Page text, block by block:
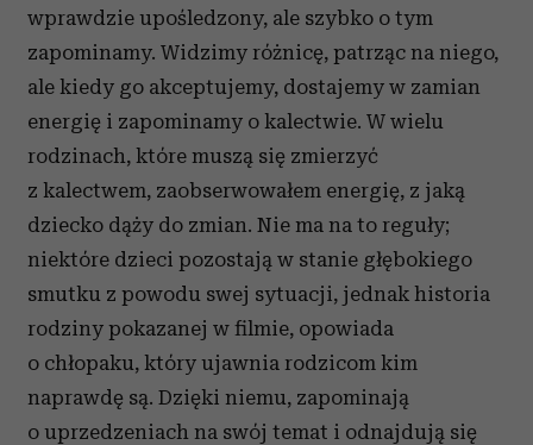
wprawdzie upośledzony, ale szybko o tym
zapominamy. Widzimy różnicę, patrząc na niego,
ale kiedy go akceptujemy, dostajemy w zamian
energię i zapominamy o kalectwie. W wielu
rodzinach, które muszą się zmierzyć
z kalectwem, zaobserwowałem energię, z jaką
dziecko dąży do zmian. Nie ma na to reguły;
niektóre dzieci pozostają w stanie głębokiego
smutku z powodu swej sytuacji, jednak historia
rodziny pokazanej w filmie, opowiada
o chłopaku, który ujawnia rodzicom kim
naprawdę są. Dzięki niemu, zapominają
o uprzedzeniach na swój temat i odnajdują się